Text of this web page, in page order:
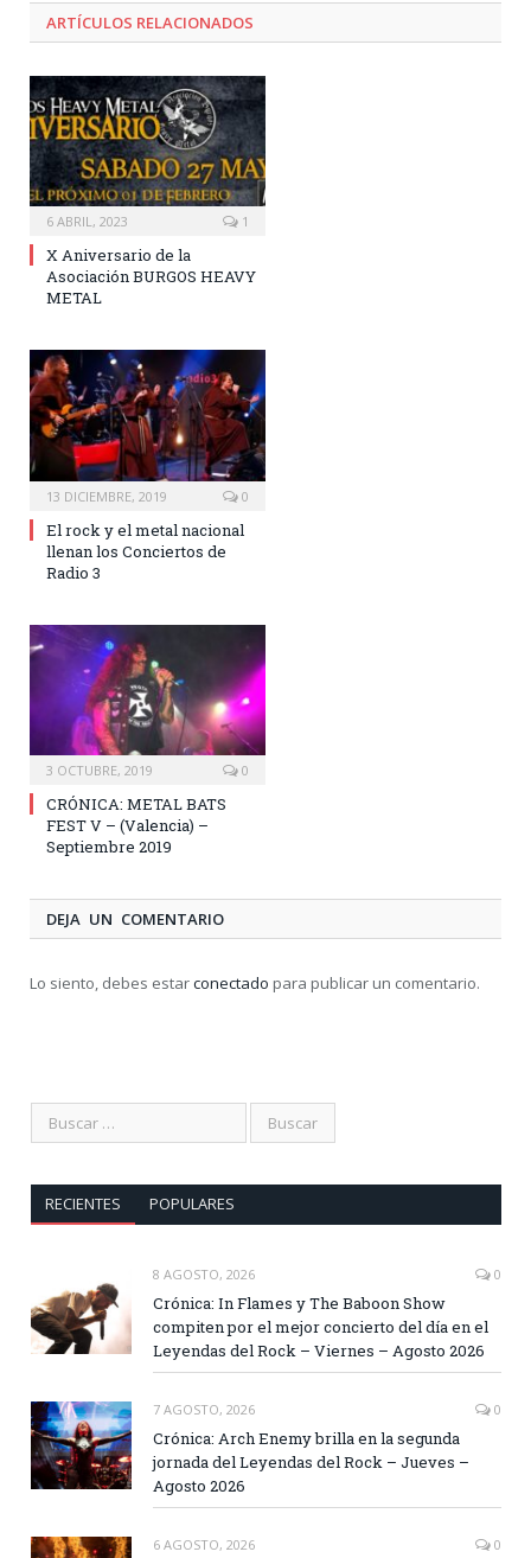
ARTÍCULOS RELACIONADOS
6 ABRIL, 2023 1
X Aniversario de la
Asociación BURGOS HEAVY
METAL
13 DICIEMBRE, 2019 0
El rock y el metal nacional
llenan los Conciertos de
Radio 3
3 OCTUBRE, 2019 0
CRÓNICA: METAL BATS
FEST V – (Valencia) –
Septiembre 2019
DEJA UN COMENTARIO
Lo siento, debes estarconectado para publicar un comentario.
RECIENTES POPULARES
8 AGOSTO, 2026 0
Crónica: In Flames y The Baboon Show
compiten por el mejor concierto del día en el
Leyendas del Rock – Viernes – Agosto 2026
7 AGOSTO, 2026 0
Crónica: Arch Enemy brilla en la segunda
jornada del Leyendas del Rock – Jueves –
Agosto 2026
6 AGOSTO, 2026 0